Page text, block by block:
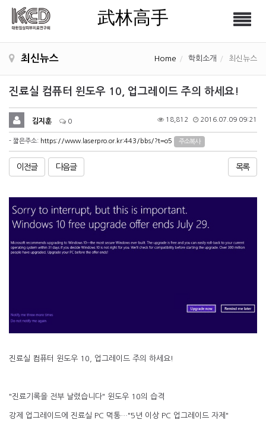
武林高手
武林高手
최신뉴스 Home 학회소개 최신뉴스
진료실 컴퓨터 윈도우 10, 업그레이드 주의 하세요!
김지훈 0 18,812 2016.07.09 09:21
- 짧은주소: https://www.laserpro.or.kr:443/bbs/?t=o5 주소복사
이전글 다음글 목록
진료실 컴퓨터 윈도우 10, 업그레이드 주의 하세요!
"진료기록을 전부 날렸습니다" 윈도우 10의 습격
강제 업그레이드에 진료실 PC 먹통…"5년 이상 PC 업그레이드 자제"